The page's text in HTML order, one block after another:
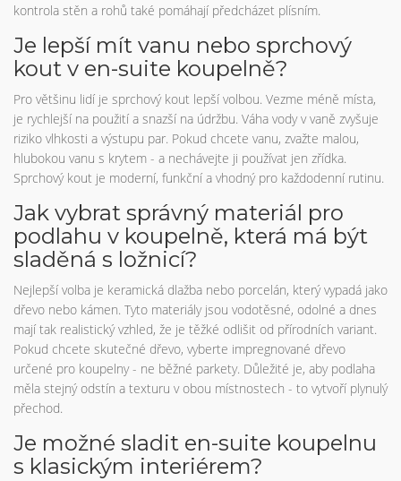
kontrola stěn a rohů také pomáhají předcházet plísním.
Je lepší mít vanu nebo sprchový
kout v en-suite koupelně?
Pro většinu lidí je sprchový kout lepší volbou. Vezme méně místa,
je rychlejší na použití a snazší na údržbu. Váha vody v vaně zvyšuje
riziko vlhkosti a výstupu par. Pokud chcete vanu, zvažte malou,
hlubokou vanu s krytem - a nechávejte ji používat jen zřídka.
Sprchový kout je moderní, funkční a vhodný pro každodenní rutinu.
Jak vybrat správný materiál pro
podlahu v koupelně, která má být
sladěná s ložnicí?
Nejlepší volba je keramická dlažba nebo porcelán, který vypadá jako
dřevo nebo kámen. Tyto materiály jsou vodotěsné, odolné a dnes
mají tak realistický vzhled, že je těžké odlišit od přírodních variant.
Pokud chcete skutečné dřevo, vyberte impregnované dřevo
určené pro koupelny - ne běžné parkety. Důležité je, aby podlaha
měla stejný odstín a texturu v obou místnostech - to vytvoří plynulý
přechod.
Je možné sladit en-suite koupelnu
s klasickým interiérem?